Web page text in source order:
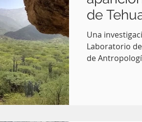
de
Una
Laboratorio
de